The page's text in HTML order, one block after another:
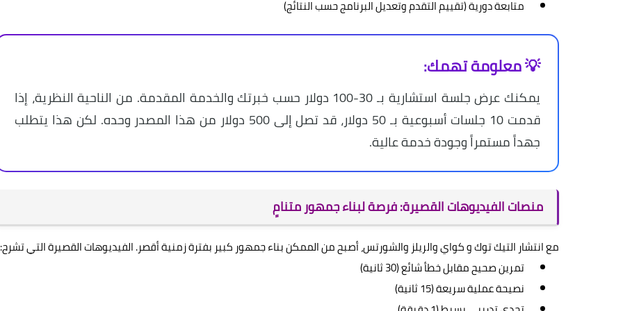
متابعة دورية (تقييم التقدم وتعديل البرنامج حسب النتائج)
💡 معلومة تهمك:
يمكنك عرض جلسة استشارية بـ 30-100 دولار حسب خبرتك والخدمة المقدمة. من الناحية النظرية، إذا
قدمت 10 جلسات أسبوعية بـ 50 دولار، قد تصل إلى 500 دولار من هذا المصدر وحده. لكن هذا يتطلب
جهداً مستمراً وجودة خدمة عالية.
منصات الفيديوهات القصيرة: فرصة لبناء جمهور متنامٍ
مع انتشار التيك توك و كواي والريلز والشورتس، أصبح من الممكن بناء جمهور كبير بفترة زمنية أقصر. الفيديوهات القصيرة التي تشرح:
تمرين صحيح مقابل خطأ شائع (30 ثانية)
نصيحة عملية سريعة (15 ثانية)